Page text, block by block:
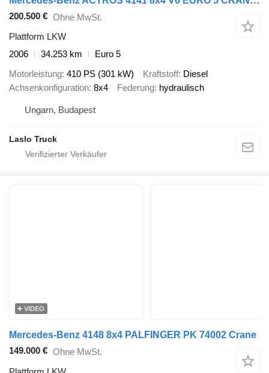
200.500 € Ohne MwSt.
Plattform LKW
2006
34.253 km
Euro 5
Motorleistung 410 PS (301 kW) Kraftstoff Diesel
Achsenkonfiguration 8x4 Federung hydraulisch
Ungarn, Budapest
Laslo Truck
VIDEO
Mercedes-Benz 4148 8x4 PALFINGER PK 74002 Crane
149.000 € Ohne MwSt.